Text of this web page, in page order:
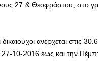
27 & Θεοφράστου, στο
ανέρχεται στις
27-10-2016 έως και την